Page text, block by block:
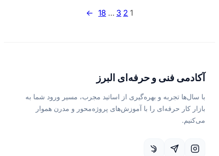
1
2
3
…
18
→
آکادمی فنی و حرفه‌ای البرز
با سال‌ها تجربه و بهره‌گیری از اساتید مجرب، مسیر ورود شما به
بازار کار حرفه‌ای را با آموزش‌های پروژه‌محور و مدرن هموار
می‌کنیم.